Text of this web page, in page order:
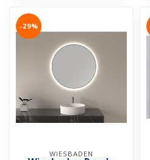
-29%
WIESBADEN